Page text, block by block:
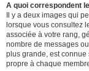
A quoi correspondent
Il y a deux images qui
lorsque vous consultez
associée à votre rang,
nombre de messages
plus grande, est connue
propre à chaque